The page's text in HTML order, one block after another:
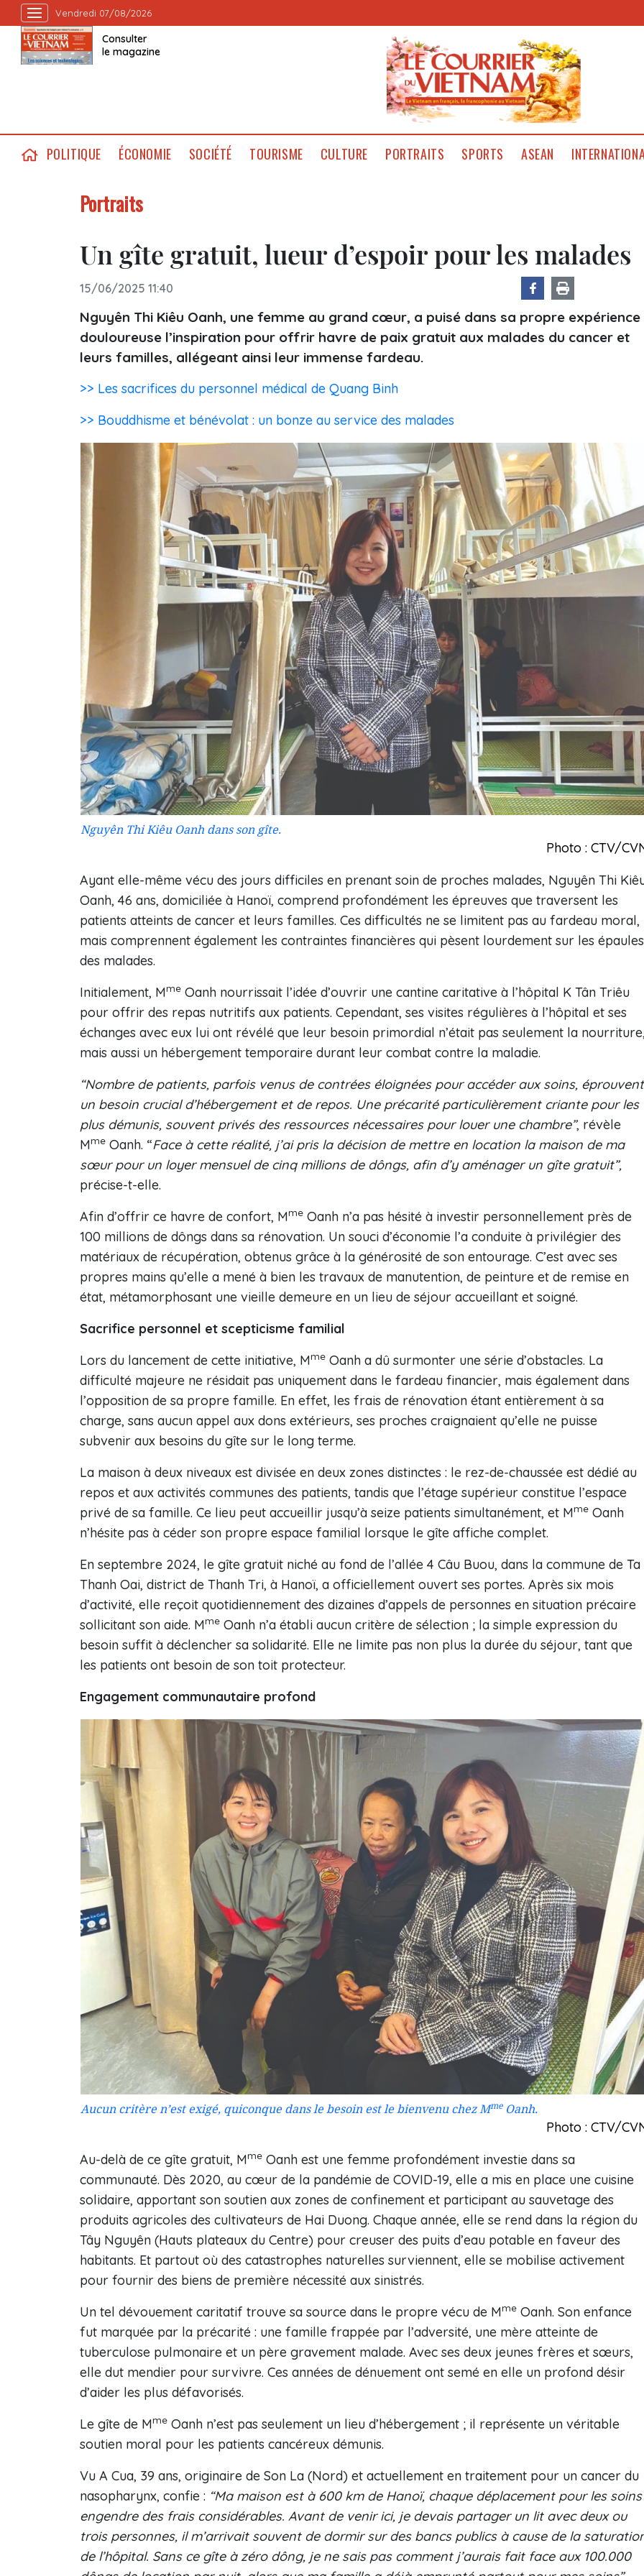
Vendredi 07/08/2026
Consulter
le magazine
POLITIQUE ÉCONOMIE SOCIÉTÉ TOURISME CULTURE PORTRAITS SPORTS ASEAN
Portraits
Un gîte gratuit, lueur d’espoir pour les malades
15/06/2025 11:40
Nguyên Thi Kiêu Oanh, une femme au grand cœur, a puisé dans sa propre expérience
douloureuse l’inspiration pour offrir havre de paix gratuit aux malades du cancer et
leurs familles, allégeant ainsi leur immense fardeau.
>> Les sacrifices du personnel médical de Quang Binh
>> Bouddhisme et bénévolat : un bonze au service des malades
Nguyên Thi Kiêu Oanh dans son gîte.
Photo : CTV/
Ayant elle-même vécu des jours difficiles en prenant soin de proches malades, Nguyên Thi
Oanh, 46 ans, domiciliée à Hanoï, comprend profondément les épreuves que traversent les
patients atteints de cancer et leurs familles. Ces difficultés ne se limitent pas au fardeau moral,
mais comprennent également les contraintes financières qui pèsent lourdement sur les épaules
des malades.
Initialement, Mme Oanh nourrissait l’idée d’ouvrir une cantine caritative à l’hôpital K Tân Triêu
pour offrir des repas nutritifs aux patients. Cependant, ses visites régulières à l’hôpital et ses
échanges avec eux lui ont révélé que leur besoin primordial n’était pas seulement la
mais aussi un hébergement temporaire durant leur combat contre la maladie.
“Nombre de patients, parfois venus de contrées éloignées pour accéder aux soins, éprouvent
un besoin crucial d’hébergement et de repos. Une précarité particulièrement criante pour les
plus démunis, souvent privés des ressources nécessaires pour louer une chambre”, révèle
Mme Oanh. “Face à cette réalité, j’ai pris la décision de mettre en location la maison de ma
sœur pour un loyer mensuel de cinq millions de dôngs, afin d’y aménager un gîte gratuit”,
précise-t-elle.
Afin d’offrir ce havre de confort, Mme Oanh n’a pas hésité à investir personnellement près de
100 millions de dôngs dans sa rénovation. Un souci d’économie l’a conduite à privilégier des
matériaux de récupération, obtenus grâce à la générosité de son entourage. C’est avec ses
propres mains qu’elle a mené à bien les travaux de manutention, de peinture et de remise en
état, métamorphosant une vieille demeure en un lieu de séjour accueillant et soigné.
Sacrifice personnel et scepticisme familial
Lors du lancement de cette initiative, Mme Oanh a dû surmonter une série d’obstacles. La
difficulté majeure ne résidait pas uniquement dans le fardeau financier, mais également dans
l’opposition de sa propre famille. En effet, les frais de rénovation étant entièrement à sa
charge, sans aucun appel aux dons extérieurs, ses proches craignaient qu’elle ne puisse
subvenir aux besoins du gîte sur le long terme.
La maison à deux niveaux est divisée en deux zones distinctes : le rez-de-chaussée est dédié au
repos et aux activités communes des patients, tandis que l’étage supérieur constitue l’espace
privé de sa famille. Ce lieu peut accueillir jusqu’à seize patients simultanément, et Mme Oanh
n’hésite pas à céder son propre espace familial lorsque le gîte affiche complet.
En septembre 2024, le gîte gratuit niché au fond de l’allée 4 Câu Buou, dans la commune de Ta
Thanh Oai, district de Thanh Tri, à Hanoï, a officiellement ouvert ses portes. Après six mois
d’activité, elle reçoit quotidiennement des dizaines d’appels de personnes en situation précaire
sollicitant son aide. Mme Oanh n’a établi aucun critère de sélection ; la simple expression du
besoin suffit à déclencher sa solidarité. Elle ne limite pas non plus la durée du séjour, tant que
les patients ont besoin de son toit protecteur.
Engagement communautaire profond
Aucun critère n’est exigé, quiconque dans le besoin est le bienvenu chez MmeOanh.
Photo : CTV/
Au-delà de ce gîte gratuit, Mme Oanh est une femme profondément investie dans sa
communauté. Dès 2020, au cœur de la pandémie de COVID-19, elle a mis en place une cuisine
solidaire, apportant son soutien aux zones de confinement et participant au sauvetage des
produits agricoles des cultivateurs de Hai Duong. Chaque année, elle se rend dans la région du
Tây Nguyên (Hauts plateaux du Centre) pour creuser des puits d’eau potable en faveur des
habitants. Et partout où des catastrophes naturelles surviennent, elle se mobilise activement
pour fournir des biens de première nécessité aux sinistrés.
Un tel dévouement caritatif trouve sa source dans le propre vécu de Mme Oanh. Son enfance
fut marquée par la précarité : une famille frappée par l’adversité, une mère atteinte de
tuberculose pulmonaire et un père gravement malade. Avec ses deux jeunes frères et sœurs,
elle dut mendier pour survivre. Ces années de dénuement ont semé en elle un profond désir
d’aider les plus défavorisés.
Le gîte de Mme Oanh n’est pas seulement un lieu d’hébergement ; il représente un véritable
soutien moral pour les patients cancéreux démunis.
Vu A Cua, 39 ans, originaire de Son La (Nord) et actuellement en traitement pour un cancer du
nasopharynx, confie : “Ma maison est à 600 km de Hanoï, chaque déplacement pour les soins
engendre des frais considérables. Avant de venir ici, je devais partager un lit avec deux ou
trois personnes, il m’arrivait souvent de dormir sur des bancs publics à cause de la
de l’hôpital. Sans ce gîte à zéro dông, je ne sais pas comment j’aurais fait face aux 100.000